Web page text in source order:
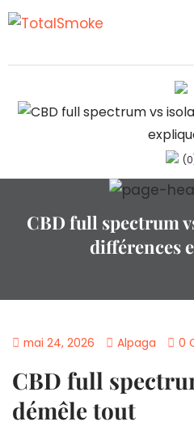
CBD full spectrum
différences
mai 24, 2026 Alpaga 0
CBD full
démêle tout